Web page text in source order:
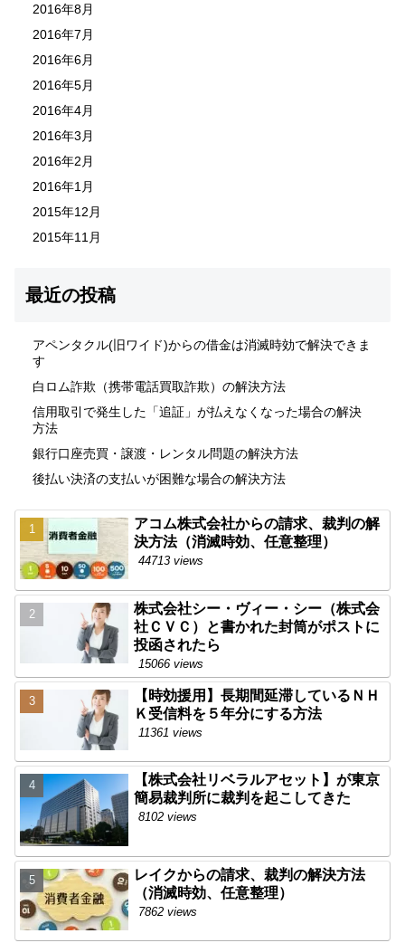
2016年8月
2016年7月
2016年6月
2016年5月
2016年4月
2016年3月
2016年2月
2016年1月
2015年12月
2015年11月
最近の投稿
アペンタクル(旧ワイド)からの借金は消滅時効で解決できま
す
白ロム詐欺（携帯電話買取詐欺）の解決方法
信用取引で発生した「追証」が払えなくなった場合の解決
方法
銀行口座売買・譲渡・レンタル問題の解決方法
後払い決済の支払いが困難な場合の解決方法
アコム株式会社からの請求、裁判の解
決方法（消滅時効、任意整理）
44713 views
株式会社シー・ヴィー・シー（株式会
社ＣＶＣ）と書かれた封筒がポストに
投函されたら
15066 views
【時効援用】長期間延滞しているＮＨ
Ｋ受信料を５年分にする方法
11361 views
【株式会社リベラルアセット】が東京
簡易裁判所に裁判を起こしてきた
8102 views
レイクからの請求、裁判の解決方法
（消滅時効、任意整理）
7862 views